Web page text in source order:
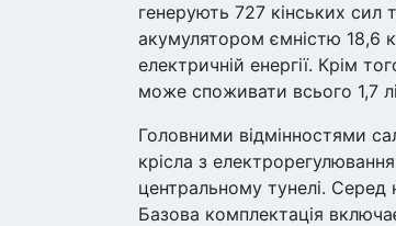
генерують 727 кінських
акумулятором ємністю 18,6
електричній енергії. Крім
може споживати всього 1,7
Головними відмінностями
крісла з
центральному тунелі. Серед
Базова комплектація